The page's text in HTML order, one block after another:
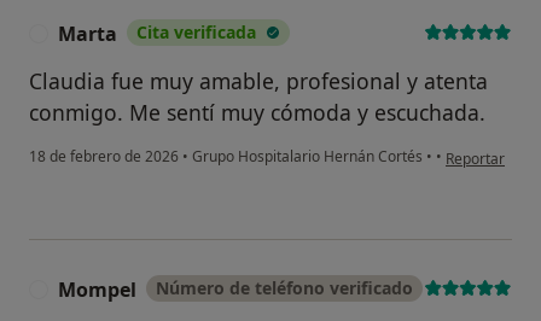
Marta Cita verificada
Claudia fue muy amable, profesional y atenta
conmigo. Me sentí muy cómoda y escuchada.
18 de febrero de 2026 • Grupo Hospitalario Hernán Cortés • • en opinión
Reportar
Mompel Número de teléfono verificado
o chatbot de IA para hablar
sobre un tema emocional o
psicológico?
Sí, varias veces
No, y no confío en ello